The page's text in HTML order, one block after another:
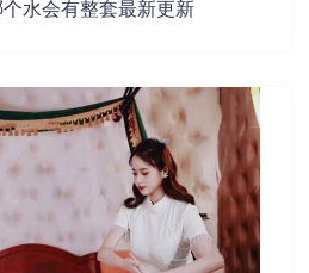
水会有整套最新更新